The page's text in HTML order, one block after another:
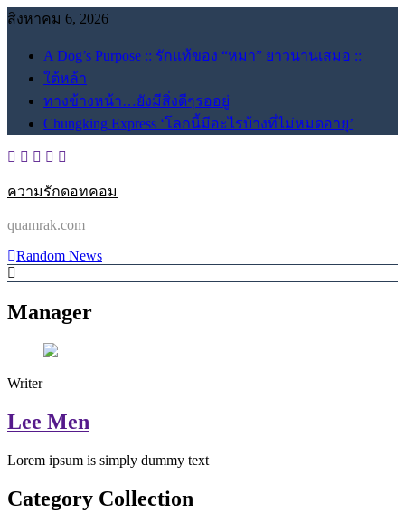
Skip
สิงหาคม 6, 2026
A Dog’s Purpose :: รักแท้ของ “หมา” ยาวนานเสมอ ::
ใต้หล้า
ทางข้างหน้า…ยังมีสิ่งดีๆรออยู่
Chungking Express ‘โลกนี้มีอะไรบ้างที่ไม่หมดอายุ’
ความรักดอทคอม
quamrak.com
Random News
Manager
Writer
Lee Men
Lorem ipsum is simply dummy text
Category Collection